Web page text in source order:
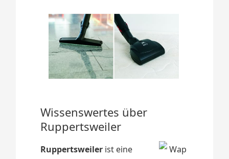
Wissenswertes über
Ruppertsweiler
Ruppertsweiler ist eine